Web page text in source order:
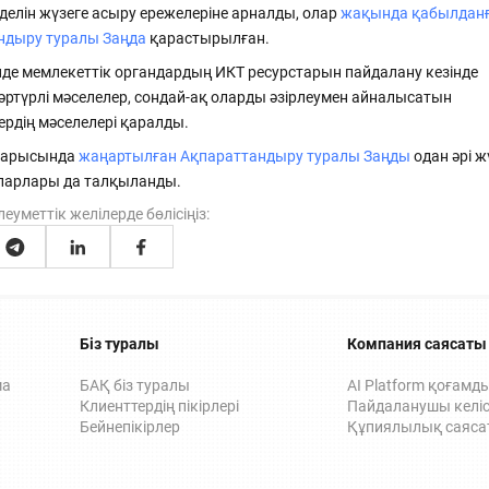
Құжаттарды бірнеше рет басу арқылы қарсы
тарапқа рәсімдеп жіберіңіз
Электрондық еңбек шарттары
Қызметкерлерді онлайн рәсімдеңіз,
қағазбастылықтан арылыңыз
Құжатты тексеру
алыңыз
Қолдау орталығы
24/7 режимде жүйеде жұмыс істеу бойынша көмек
алыңыз
жүзеге асыру ережелеріне арналды, оларжақында
туралы Заңда қарастырылған.
мемлекеттік органдардың ИКТ ресурстарын пайдалану кезінде
әртүрлі мәселелер, сондай-ақ оларды әзірлеумен айналысатын
мәселелері қаралды.
жаңартылған Ақпараттандыру туралы Заңды одан әрі
да талқыланды.
желілерде бөлісіңіз:
Біз туралы
БАҚ біз туралы
Клиенттердің пікірлері
Бейнепікірлер
Компания саясаты
AI Platform
Пайдаланушы
Құпиялылық